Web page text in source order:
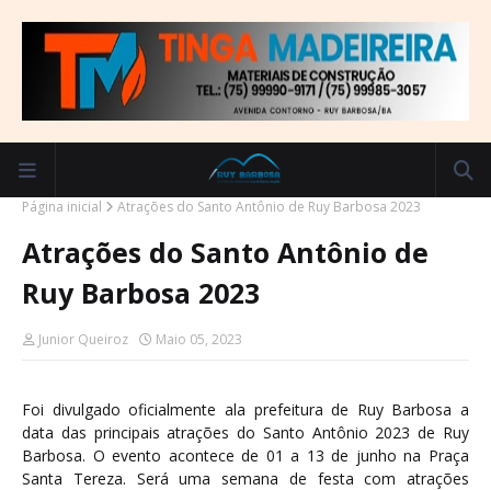
Página inicial Atrações do Santo Antônio de Ruy Barbosa 2023
Atrações do Santo Antônio de
Ruy Barbosa 2023
Junior Queiroz Maio 05, 2023
Foi divulgado oficialmente ala prefeitura de Ruy Barbosa a
data das principais atrações do Santo Antônio 2023 de Ruy
Barbosa. O evento acontece de 01 a 13 de junho na Praça
Santa Tereza. Será uma semana de festa com atrações